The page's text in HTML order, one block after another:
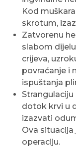
Kod
skrotum,
Zatvorenu
slabom
crijeva,
povraćanje i
ispuštanja
dotok krvi u
izazvati
Ova
operaciju.